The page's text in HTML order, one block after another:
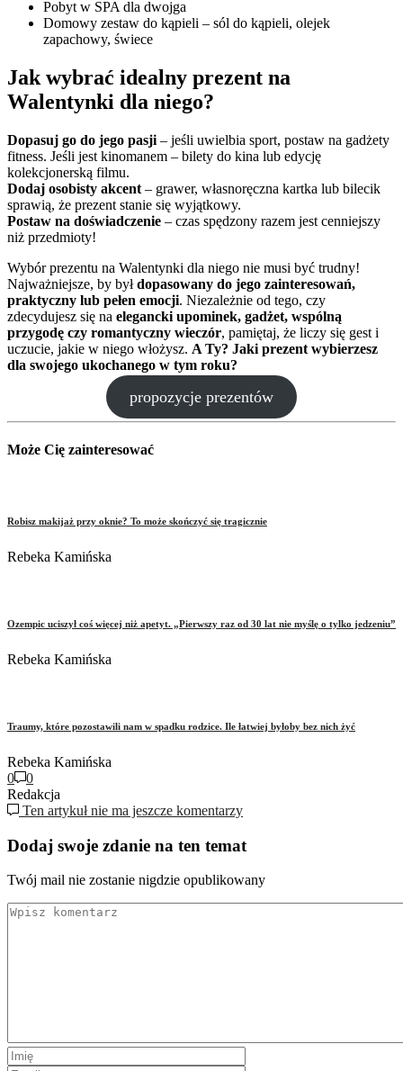
Pobyt w SPA dla dwojga
Domowy zestaw do kąpieli – sól do kąpieli, olejek
zapachowy, świece
Jak wybrać idealny prezent na
Walentynki dla niego?
Dopasuj go do jego pasji – jeśli uwielbia sport, postaw na gadżety
fitness. Jeśli jest kinomanem – bilety do kina lub edycję
kolekcjonerską filmu.
Dodaj osobisty akcent – grawer, własnoręczna kartka lub bilecik
sprawią, że prezent stanie się wyjątkowy.
Postaw na doświadczenie – czas spędzony razem jest cenniejszy
niż przedmioty!
Wybór prezentu na Walentynki dla niego nie musi być trudny!
Najważniejsze, by byłdopasowany do jego zainteresowań,
praktyczny lub pełen emocji. Niezależnie od tego, czy
zdecydujesz się na elegancki upominek, gadżet, wspólną
przygodę czy romantyczny wieczór, pamiętaj, że liczy się gest i
uczucie, jakie w niego włożysz. A Ty? Jaki prezent wybierzesz
dla swojego ukochanego w tym roku?
propozycje prezentów
Może Cię zainteresować
Robisz makijaż przy oknie? To może skończyć się tragicznie
Rebeka Kamińska
Ozempic uciszył coś więcej niż apetyt. „Pierwszy raz od 30 lat nie myślę o tylko jedzeniu”
Rebeka Kamińska
Traumy, które pozostawili nam w spadku rodzice. Ile łatwiej byłoby bez nich żyć
Rebeka Kamińska
0
0
Redakcja
Ten artykuł nie ma jeszcze komentarzy
Dodaj swoje zdanie na ten temat
Twój mail nie zostanie nigdzie opublikowany